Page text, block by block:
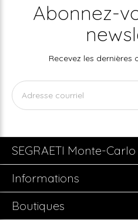
Abonnez-
Recevez les
SEGRAETI Monte-Carlo
Informations
Boutiques